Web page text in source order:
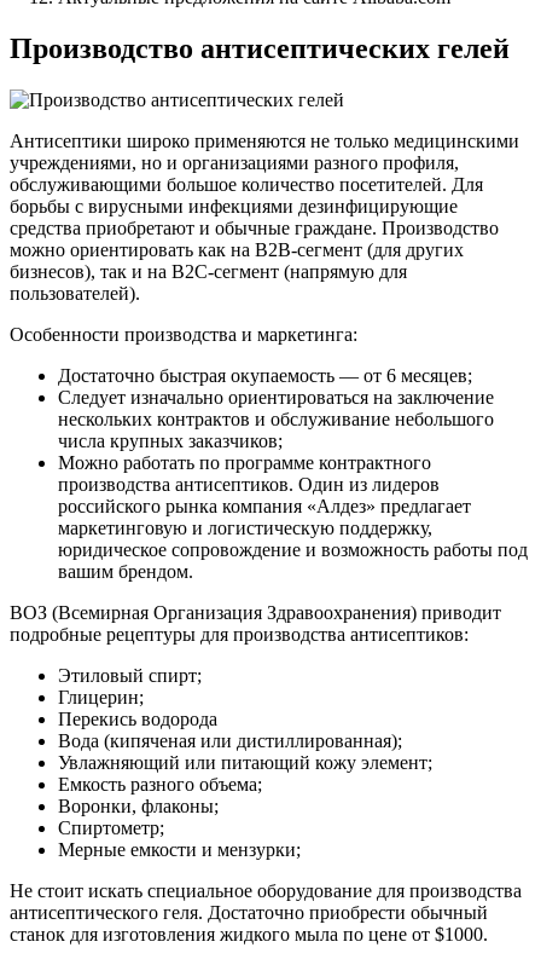
Производство антисептических гелей
Антисептики широко применяются не только медицинскими
учреждениями, но и организациями разного профиля,
обслуживающими большое количество посетителей. Для
борьбы с вирусными инфекциями дезинфицирующие
средства приобретают и обычные граждане. Производство
можно ориентировать как на B2B-сегмент (для других
бизнесов), так и на B2C-сегмент (напрямую для
пользователей).
Особенности производства и маркетинга:
Достаточно быстрая окупаемость — от 6 месяцев;
Следует изначально ориентироваться на заключение
нескольких контрактов и обслуживание небольшого
числа крупных заказчиков;
Можно работать по программе контрактного
производства антисептиков. Один из лидеров
российского рынка компания «Алдез» предлагает
маркетинговую и логистическую поддержку,
юридическое сопровождение и возможность работы под
вашим брендом.
ВОЗ (Всемирная Организация Здравоохранения) приводит
подробные рецептуры для производства антисептиков:
Этиловый спирт;
Глицерин;
Перекись водорода
Вода (кипяченая или дистиллированная);
Увлажняющий или питающий кожу элемент;
Емкость разного объема;
Воронки, флаконы;
Спиртометр;
Мерные емкости и мензурки;
Не стоит искать специальное оборудование для производства
антисептического геля. Достаточно приобрести обычный
станок для изготовления жидкого мыла по цене от $1000.